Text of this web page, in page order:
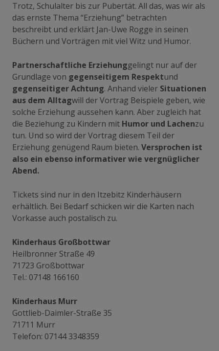
Trotz, Schulalter bis zur Pubertät. All das, was wir als
das ernste Thema “Erziehung” betrachten
beschreibt und erklärt Jan-Uwe Rogge in seinen
Büchern und Vorträgen mit viel Witz und Humor.
Partnerschaftliche Erziehunggelingt nur auf der
Grundlage von gegenseitigem Respektund
gegenseitiger Achtung. Anhand vieler Situationen
aus dem Alltagwill der Vortrag Beispiele geben, wie
solche Erziehung aussehen kann. Aber zugleich hat
die Beziehung zu Kindern mit Humor und Lachenzu
tun. Und so wird der Vortrag diesem Teil der
Erziehung genügend Raum bieten. Versprochen ist
also ein ebenso informativer wie vergnüglicher
Abend.
Tickets sind nur in den Itzebitz Kinderhäusern
erhältlich. Bei Bedarf schicken wir die Karten nach
Vorkasse auch postalisch zu.
Kinderhaus Großbottwar
Heilbronner Straße 49
71723 Großbottwar
Tel.: 07148 166160
Kinderhaus Murr
Gottlieb-Daimler-Straße 35
71711 Murr
Telefon: 07144 3348359